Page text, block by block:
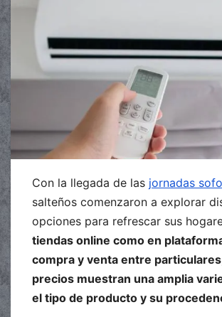
Con la llegada de las jornadas
salteños comenzaron a explorar
opciones para refrescar sus
tiendas online como en
compra y venta entre
precios muestran una amplia
el tipo de producto y su